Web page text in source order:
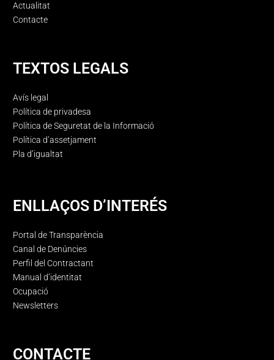
Actualitat
Contacte
TEXTOS LEGALS
Avís legal
Política de privadesa
Política de Seguretat de la Informació
Política d’assetjament
Pla d’igualtat
ENLLAÇOS D’INTERÉS
Portal de Transparència
Canal de Denúncies
Perfil del Contractant
Manual d’identitat
Ocupació
Newsletters
CONTACTE